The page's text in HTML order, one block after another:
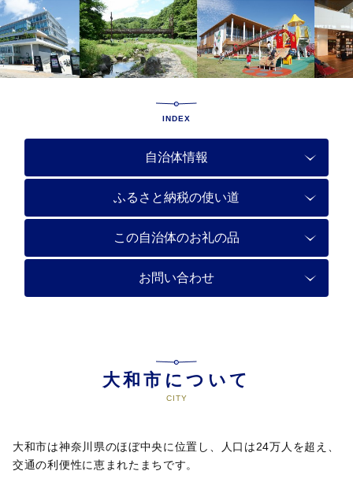
INDEX
自治体情報
ふるさと納税の使い道
この自治体のお礼の品
お問い合わせ
大和市について
大和市は神奈川県のほぼ中央に位置し、人口は24万人を超え、
交通の利便性に恵まれたまちです。